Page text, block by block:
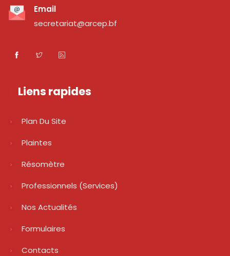
Email
secretariat@arcep.bf
Liens rapides
Plan Du Site
Plaintes
Résomètre
Professionnels (services)
Nos Actualités
Formulaires
Contacts